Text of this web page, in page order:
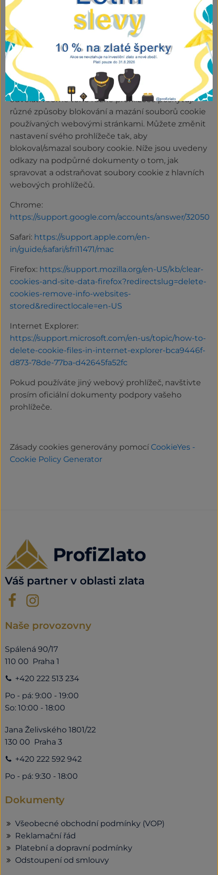
Nastavení souborů cookie
Předvolby souborů cookie můžete kdykoli změnit
kliknutím na tlačítko výše. To vám umožní znovu
navštívit banner souhlasu se soubory cookie a
změnit své preference nebo svůj souhlas ihned
odvolat. Kromě toho různé prohlížeče poskytují
různé způsoby blokování a mazání souborů cookie
používaných webovými stránkami. Můžete změnit
nastavení svého prohlížeče tak, aby
blokoval/smazal soubory cookie. Níže jsou uvedeny
odkazy na podpůrné dokumenty o tom, jak
spravovat a odstraňovat soubory cookie z hlavních
webových prohlížečů.
Chrome:
https://support.google.com/accounts/answer/32050
Safari: https://support.apple.com/en-
in/guide/safari/sfri11471/mac
Firefox: https://support.mozilla.org/en-US/kb/clear-
cookies-and-site-data-firefox?redirectslug=delete-
cookies-remove-info-websites-
stored&redirectlocale=en-US
Internet Explorer:
https://support.microsoft.com/en-us/topic/how-to-
delete-cookie-files-in-internet-explorer-bca9446f-
d873-78de-77ba-d42645fa52fc
Pokud používáte jiný webový prohlížeč, navštivte
prosím oficiální dokumenty podpory vašeho
prohlížeče.
Zásady cookies generovány pomocí CookieYes -
Cookie Policy Generator
Váš partner v oblasti zlata
Naše provozovny
Spálená 90/17
110 00 Praha 1
+420 222 513 234
Po - pá: 9:00 - 19:00
So: 10:00 - 18:00
Jana Želivského 1801/22
130 00 Praha 3
+420 222 592 942
Po - pá: 9:30 - 18:00
Dokumenty
Všeobecné obchodní podmínky (VOP)
Reklamační řád
Platební a dopravní podmínky
Odstoupení od smlouvy